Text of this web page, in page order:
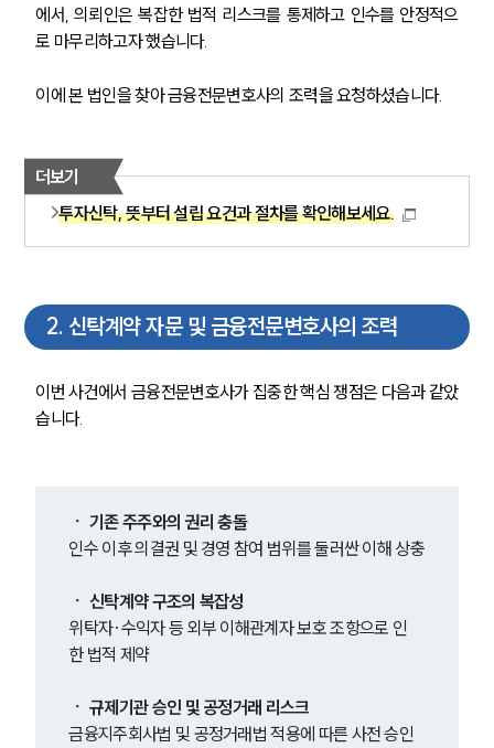
에서, 의뢰인은 복잡한 법적 리스크를 통제하고 인수를 안정적으
로 마무리하고자 했습니다.
이에 본 법인을 찾아 금융전문변호사의 조력을 요청하셨습니다.
더보기
투자신탁, 뜻부터 설립 요건과 절차를 확인해보세요.
2. 신탁계약 자문 및 금융전문변호사의 조력
이번 사건에서 금융전문변호사가 집중한 핵심 쟁점은 다음과 같았
습니다.
ㆍ 기존 주주와의 권리 충돌
인수 이후 의결권 및 경영 참여 범위를 둘러싼 이해 상충
ㆍ 신탁계약 구조의 복잡성
위탁자·수익자 등 외부 이해관계자 보호 조항으로 인
한 법적 제약
ㆍ 규제기관 승인 및 공정거래 리스크
금융지주회사법 및 공정거래법 적용에 따른 사전 승인